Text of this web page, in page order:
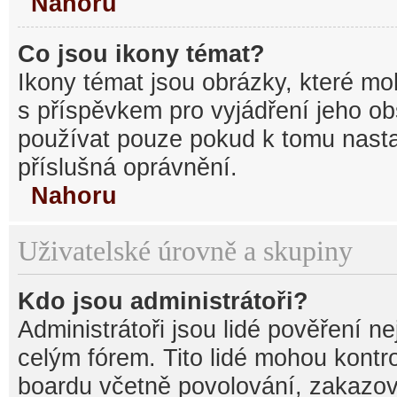
Co jsou ikony témat?
Ikony témat jsou obrázky, které
s příspěvkem pro vyjádření jeho
používat pouze pokud k tomu
příslušná oprávnění.
Nahoru
Uživatelské úrovně a skupiny
Kdo jsou administrátoři?
Administrátoři jsou lidé pověření
celým fórem. Tito lidé mohou
boardu včetně povolování,